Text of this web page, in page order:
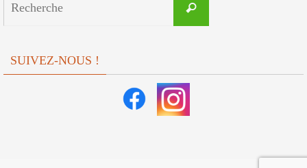
Recherche
SUIVEZ-NOUS !